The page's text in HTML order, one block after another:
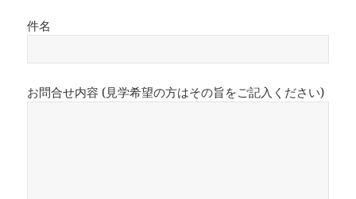
件名
お問合せ内容 (見学希望の方はその旨をご記入ください)